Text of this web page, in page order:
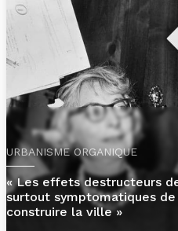
URBANISME ORGANIQUE
« Les effets destructeurs
surtout symptomatiques
construire la ville »